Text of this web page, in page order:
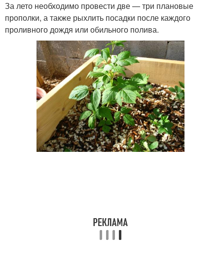
За лето необходимо провести две — три плановые
прополки, а также рыхлить посадки после каждого
проливного дождя или обильного полива.